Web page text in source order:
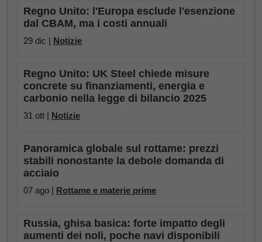
Regno Unito: l'Europa esclude l'esenzione
dal CBAM, ma i costi annuali
29 dic | Notizie
Regno Unito: UK Steel chiede misure
concrete su finanziamenti, energia e
carbonio nella legge di bilancio 2025
31 ott | Notizie
Panoramica globale sul rottame: prezzi
stabili nonostante la debole domanda di
acciaio
07 ago | Rottame e materie prime
Russia, ghisa basica: forte impatto degli
aumenti dei noli, poche navi disponibili